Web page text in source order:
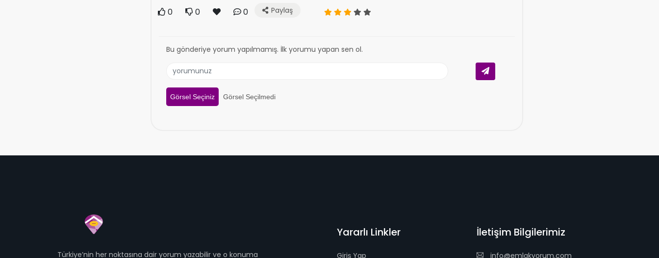
0 0 0 Paylaş
Bu gönderiye yorum yapılmamış. İlk yorumu yapan sen ol.
Görsel Seçiniz Görsel Seçilmedi
Türkiye’nin her noktasına dair yorum yazabilir ve o konuma
Yararlı Linkler
Giriş Yap
İletişim Bilgilerimiz
info@emlakyorum.com